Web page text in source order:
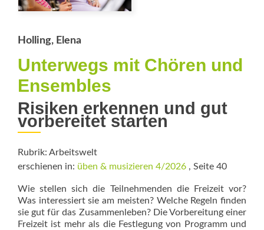
Holling, Elena
Unterwegs mit Chören und
Ensembles
Risiken erkennen und gut
vorbereitet starten
Rubrik: Arbeitswelt
erschienen in: üben & musizieren 4/2026 , Seite 40
Wie stellen sich die Teilnehmenden die Freizeit vor?
Was interessiert sie am meisten? Welche Regeln finden
sie gut für das Zusammenleben? Die Vorbereitung einer
Freizeit ist mehr als die Festlegung von Programm und